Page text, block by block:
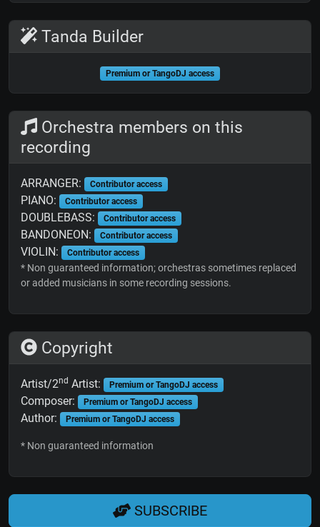
Tanda Builder
Premium or TangoDJ access
Orchestra members on this
recording
ARRANGER: Contributor access
PIANO: Contributor access
DOUBLEBASS: Contributor access
BANDONEON: Contributor access
VIOLIN: Contributor access
* Non guaranteed information; orchestras sometimes replaced
or added musicians in some recording sessions.
Copyright
Artist/2nd Artist: Premium or TangoDJ access
Composer: Premium or TangoDJ access
Author: Premium or TangoDJ access
* Non guaranteed information
SUBSCRIBE